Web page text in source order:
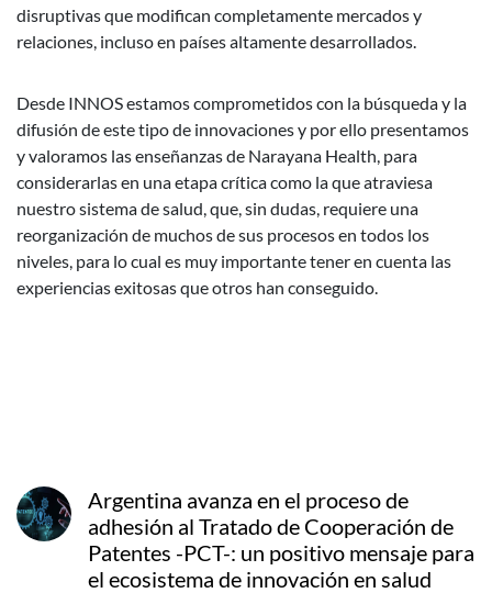
disruptivas que modifican completamente mercados y
relaciones, incluso en países altamente desarrollados.
Desde INNOS estamos comprometidos con la búsqueda y la
difusión de este tipo de innovaciones y por ello presentamos
y valoramos las enseñanzas de Narayana Health, para
considerarlas en una etapa crítica como la que atraviesa
nuestro sistema de salud, que, sin dudas, requiere una
reorganización de muchos de sus procesos en todos los
niveles, para lo cual es muy importante tener en cuenta las
experiencias exitosas que otros han conseguido.
Argentina avanza en el proceso de
adhesión al Tratado de Cooperación de
Patentes -PCT-: un positivo mensaje para
el ecosistema de innovación en salud